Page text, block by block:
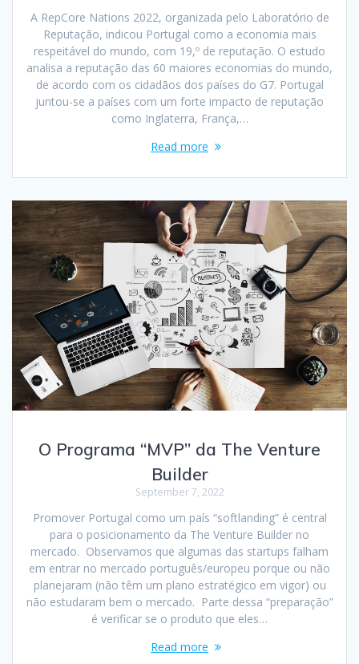
A RepCore Nations 2022, organizada pelo Laboratório de
Reputação, indicou Portugal como a economia mais
respeitável do mundo, com 19,º de reputação. O estudo
analisa a reputação das 60 maiores economias do mundo,
de acordo com os cidadãos dos países do G7. Portugal
juntou-se a países com um forte impacto de reputação
como Inglaterra, França,…
Read more
O Programa “MVP” da The Venture
Builder
September 7, 2022
Promover Portugal como um país “softlanding” é central
para o posicionamento da The Venture Builder no
mercado. Observamos que algumas das startups falham
em entrar no mercado português/europeu porque ou não
planejaram (não têm um plano estratégico em vigor) ou
não estudaram bem o mercado. Parte dessa “preparação”
é verificar se o produto que eles…
Read more